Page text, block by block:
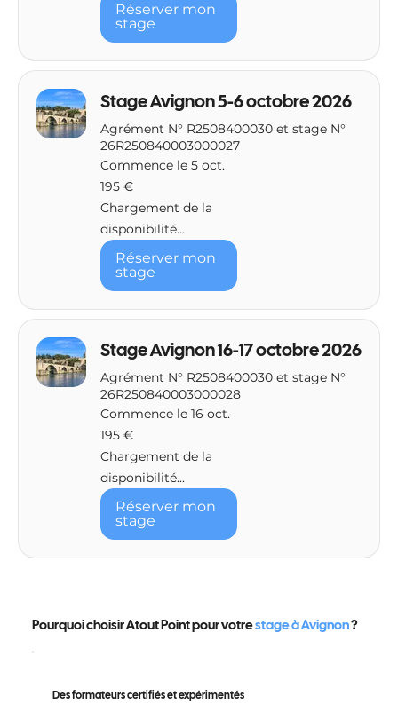
Pourquoi choisir Atout Point pour votrestage à Avignon?
Des formateurs certifiés et expérimentés
Réserver mon
stage
Stage Avignon 5-6 octobre 2026
Agrément N° R2508400030 et stage N°
26R250840003000027
Commence le 5 oct.
195
euros
195 €
Chargement de la
disponibilité...
Réserver mon
stage
Stage Avignon 16-17 octobre 2026
Agrément N° R2508400030 et stage N°
26R250840003000028
Commence le 16 oct.
195
euros
195 €
Chargement de la
disponibilité...
Réserver mon
stage